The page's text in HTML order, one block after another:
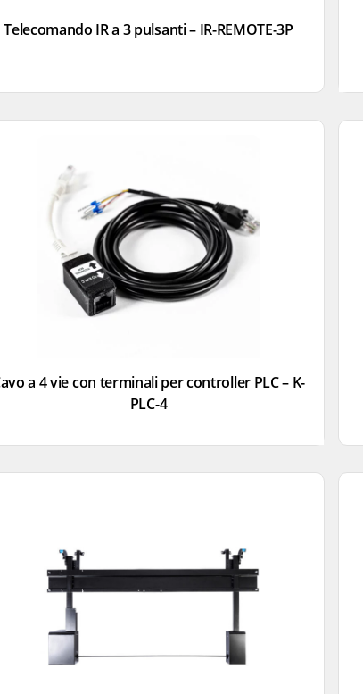
Telecomando IR a 3 pulsanti – IR-REMOTE-3P
a 4 vie con terminali per controller PLC – K-
PLC-4